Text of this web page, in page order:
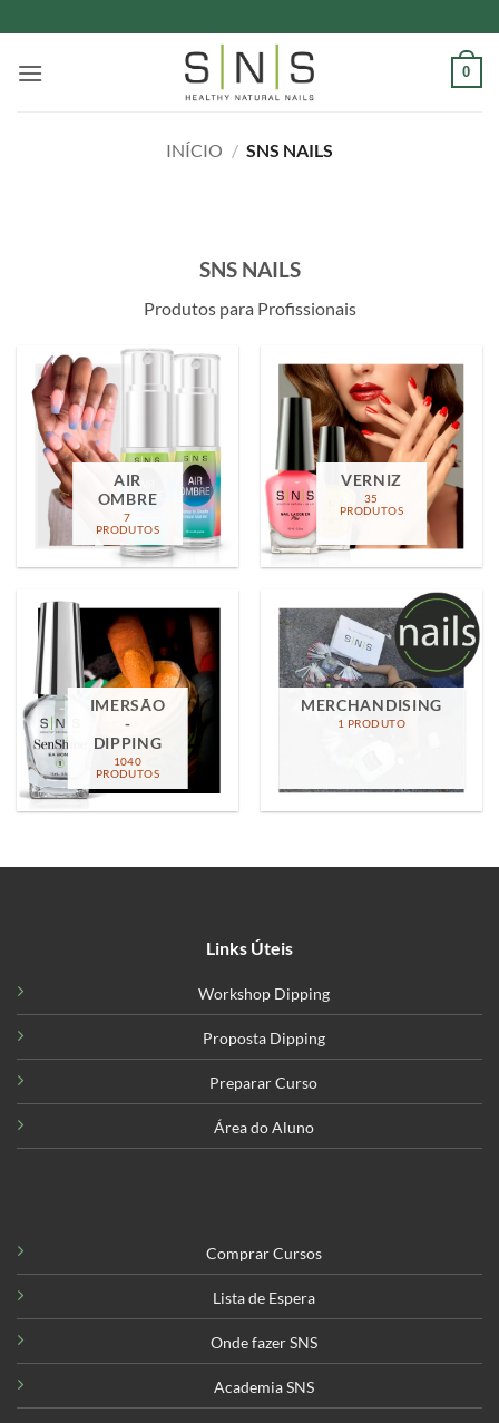
to
content
0
INÍCIO / SNS NAILS
SNS NAILS
Produtos para Profissionais
AIR
OMBRE
7
PRODUTOS
VERNIZ
35
PRODUTOS
IMERSÃO
-
DIPPING
1040
PRODUTOS
MERCHANDISING
1 PRODUTO
Links Úteis
Workshop Dipping
Proposta Dipping
Preparar Curso
Área do Aluno
Comprar Cursos
Lista de Espera
Onde fazer SNS
Academia SNS